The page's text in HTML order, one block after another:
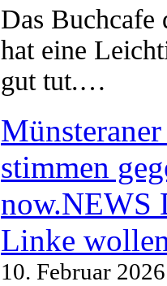
Das Buchcafe
hat eine
gut tut.…
stimmen
now.NEWS
Linke
10. Februar 2026